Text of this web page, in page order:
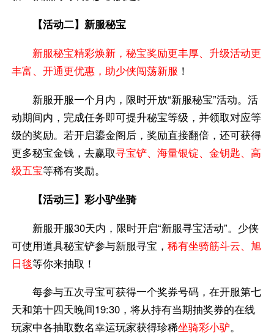
【活动二】新服秘宝
新服秘宝精彩焕新，秘宝奖励更丰厚、升级活动更
丰富、开通更优惠，助少侠闯荡新服 ！
新服开服一个月内，限时开放“新服秘宝”活动。活
动期间内，完成任务即可提升秘宝等级，并领取对应等
级的奖励。若开启鎏金阁后，奖励直接翻倍，还可获得
更多秘宝金钱，去赢取寻宝铲、海量银锭、金钥匙、高
级五宝等稀有奖励。
【活动三】彩小驴坐骑
新服开服30天内，限时开启“新服寻宝活动”。少侠
可使用道具秘宝铲参与新服寻宝，稀有坐骑筋斗云、旭
日毯等你来抽取！
每参与五次寻宝可获得一个奖券号码，在开服第七
天和第十四天晚间19:30，将从持有当期抽奖券的在线
玩家中各抽取数名幸运玩家获得珍稀坐骑彩小驴。